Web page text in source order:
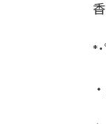
*･